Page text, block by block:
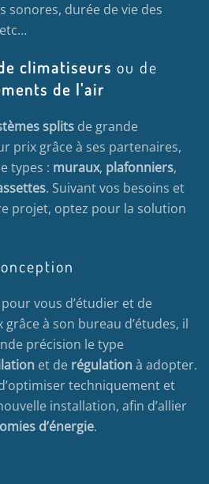
sonores, durée de vie des
climatiseurs ou de
de l'air
splits de grande
prix grâce à ses partenaires,
types : muraux, plafonniers,
. Suivant vos besoins et
projet, optez pour la solution
vous d’étudier et de
à son bureau d’études, il
précision le type
et de régulationà adopter.
techniquement et
installation, afin d’allier
d’énergie.